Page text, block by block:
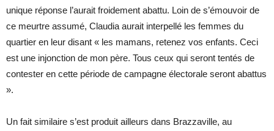
unique réponse l’aurait froidement abattu. Loin de s’émouvoir de
ce meurtre assumé, Claudia aurait interpellé les femmes du
quartier en leur disant « les mamans, retenez vos enfants. Ceci
est une injonction de mon père. Tous ceux qui seront tentés de
contester en cette période de campagne électorale seront abattus
».
Un fait similaire s’est produit ailleurs dans Brazzaville, au